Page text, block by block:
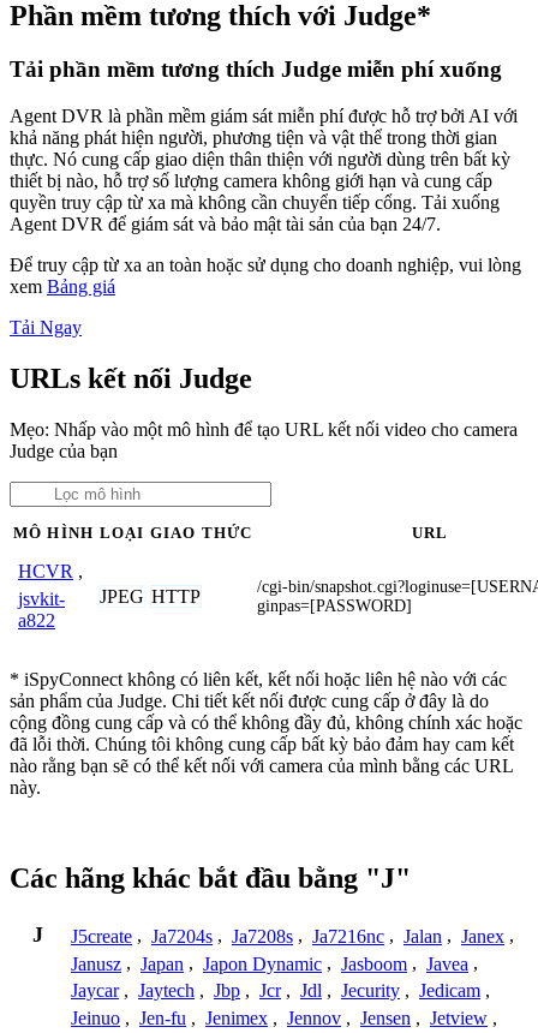
Phần mềm tương thích với Judge*
Tải phần mềm tương thích Judge miễn phí xuống
Agent DVR là phần mềm giám sát miễn phí được hỗ trợ bởi AI với
khả năng phát hiện người, phương tiện và vật thể trong thời gian
thực. Nó cung cấp giao diện thân thiện với người dùng trên bất kỳ
thiết bị nào, hỗ trợ số lượng camera không giới hạn và cung cấp
quyền truy cập từ xa mà không cần chuyển tiếp cổng. Tải xuống
Agent DVR để giám sát và bảo mật tài sản của bạn 24/7.
Để truy cập từ xa an toàn hoặc sử dụng cho doanh nghiệp, vui lòng
xem Bảng giá
Tải Ngay
URLs kết nối Judge
Mẹo: Nhấp vào một mô hình để tạo URL kết nối video cho camera
Judge của bạn
MÔ HÌNH LOẠI GIAO THỨC URL
HCVR ,
jsvkit-
a822
JPEG HTTP
/cgi-bin/
ginpas=[PASSWORD]
* iSpyConnect không có liên kết, kết nối hoặc liên hệ nào với các
sản phẩm của Judge. Chi tiết kết nối được cung cấp ở đây là do
cộng đồng cung cấp và có thể không đầy đủ, không chính xác hoặc
đã lỗi thời. Chúng tôi không cung cấp bất kỳ bảo đảm hay cam kết
nào rằng bạn sẽ có thể kết nối với camera của mình bằng các URL
này.
Các hãng khác bắt đầu bằng "J"
J J5create , Ja7204s , Ja7208s , Ja7216nc , Jalan , Janex ,
Janusz , Japan , Japon Dynamic , Jasboom , Javea ,
Jaycar , Jaytech , Jbp , Jcr , Jdl , Jecurity , Jedicam ,
Jeinuo , Jen-fu , Jenimex , Jennov , Jensen , Jetview ,